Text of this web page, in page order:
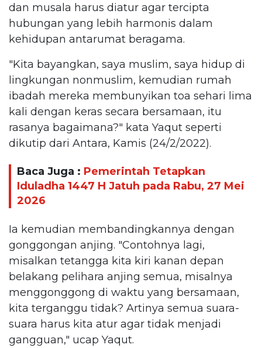
dan musala harus diatur agar tercipta
hubungan yang lebih harmonis dalam
kehidupan antarumat beragama.
"Kita bayangkan, saya muslim, saya hidup di
lingkungan nonmuslim, kemudian rumah
ibadah mereka membunyikan toa sehari lima
kali dengan keras secara bersamaan, itu
rasanya bagaimana?" kata Yaqut seperti
dikutip dari Antara, Kamis (24/2/2022).
Baca Juga : Pemerintah Tetapkan
Iduladha 1447 H Jatuh pada Rabu, 27 Mei
2026
Ia kemudian membandingkannya dengan
gonggongan anjing. "Contohnya lagi,
misalkan tetangga kita kiri kanan depan
belakang pelihara anjing semua, misalnya
menggonggong di waktu yang bersamaan,
kita terganggu tidak? Artinya semua suara-
suara harus kita atur agar tidak menjadi
gangguan," ucap Yaqut.